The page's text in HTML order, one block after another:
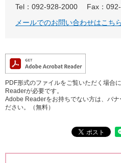
Tel：092-928-2000
Fax：
メールでのお問い合わせはこちら
PDF形式のファイルをご覧いただく場合
Readerが必要です。
Adobe Readerをお持ちでない方は、バ
ださい。（無料）